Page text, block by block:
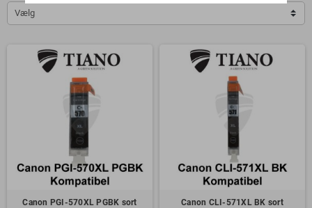
Vælg
Canon PGI-570XL PGBK sort
Canon CLI-571XL BK sort